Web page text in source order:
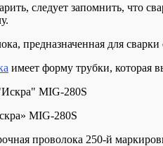
следует запомнить, что
предназначенная для
имеет форму трубки, которая
MIG-280S
проволока 250-й